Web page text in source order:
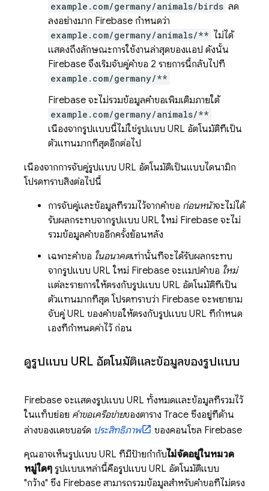
example.com/germany/animals/birds ลด
ลงอย่างมาก Firebase กำหนดว่า
example.com/germany/animals/** ไม่ได้
แสดงถึงลักษณะการใช้งานล่าสุดของแอป ดังนั้น
Firebase จึงเริ่มจับคู่คำขอ 2 รายการนี้กลับไปที่
example.com/germany/**
Firebase จะไม่รวมข้อมูลคำขอเพิ่มเติมภายใต้
example.com/germany/animals/**
เนื่องจากรูปแบบนี้ไม่ใช่รูปแบบ URL อัตโนมัติที่เป็น
ตัวแทนมากที่สุดอีกต่อไป
เนื่องจากการจับคู่รูปแบบ URL อัตโนมัติเป็นแบบไดนามิก
โปรดทราบสิ่งต่อไปนี้
การจับคู่และข้อมูลที่รวมไว้จากคำขอ ก่อนหน้าจะไม่ได้
รับผลกระทบจากรูปแบบ URL ใหม่ Firebase จะไม่
รวมข้อมูลคำขออีกครั้งย้อนหลัง
เฉพาะคำขอ ในอนาคตเท่านั้นที่จะได้รับผลกระทบ
จากรูปแบบ URL ใหม่ Firebase จะแมปคำขอ ใหม่
แต่ละรายการให้ตรงกับรูปแบบ URL อัตโนมัติที่เป็น
ตัวแทนมากที่สุด โปรดทราบว่า Firebase จะพยายาม
จับคู่ URL ของคำขอให้ตรงกับรูปแบบ URL ที่กำหนด
เองที่กำหนดค่าไว้ ก่อน
ดูรูปแบบ URL อัตโนมัติและข้อมูลของรูปแบบ
Firebase จะแสดงรูปแบบ URL ทั้งหมดและข้อมูลที่รวมไว้
ในแท็บย่อย คำขอเครือข่ายของตาราง Trace ซึ่งอยู่ที่ด้าน
ล่างของแดชบอร์ด ประสิทธิภาพ ของคอนโซล Firebase
คุณอาจเห็นรูปแบบ URL ที่มีป้ายกำกับไม่จัดอยู่ในหมวด
หมู่ใดๆ รูปแบบเหล่านี้คือรูปแบบ URL อัตโนมัติแบบ
"กว้าง" ซึ่ง Firebase สามารถรวมข้อมูลสำหรับคำขอที่ไม่ตรง